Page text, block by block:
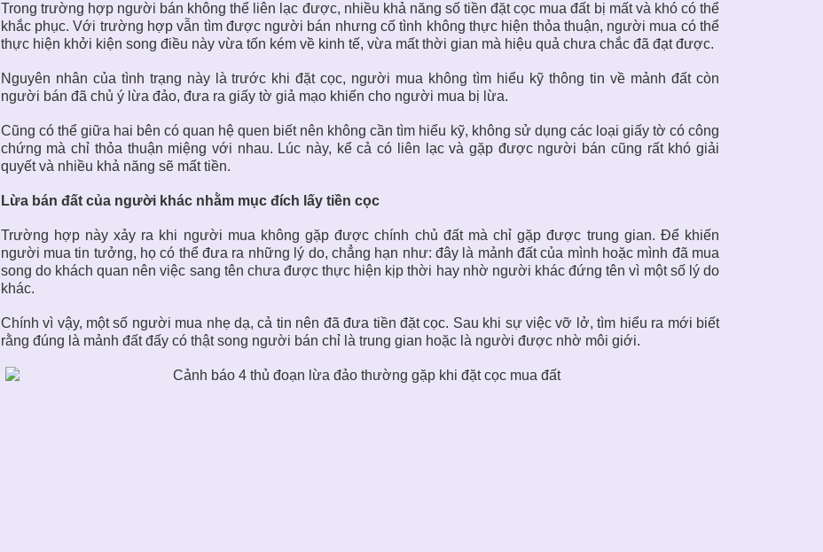
Trong trường hợp người bán không thể liên lạc được, nhiều khả năng số tiền đặt cọc mua đất bị mất và khó có thể
khắc phục. Với trường hợp vẫn tìm được người bán nhưng cố tình không thực hiện thỏa thuận, người mua có thể
thực hiện khởi kiện song điều này vừa tốn kém về kinh tế, vừa mất thời gian mà hiệu quả chưa chắc đã đạt được.
Nguyên nhân của tình trạng này là trước khi đặt cọc, người mua không tìm hiểu kỹ thông tin về mảnh đất còn
người bán đã chủ ý lừa đảo, đưa ra giấy tờ giả mạo khiến cho người mua bị lừa.
Cũng có thể giữa hai bên có quan hệ quen biết nên không cần tìm hiểu kỹ, không sử dụng các loại giấy tờ có công
chứng mà chỉ thỏa thuận miệng với nhau. Lúc này, kể cả có liên lạc và gặp được người bán cũng rất khó giải
quyết và nhiều khả năng sẽ mất tiền.
Lừa bán đất của người khác nhằm mục đích lấy tiền cọc
Trường hợp này xảy ra khi người mua không gặp được chính chủ đất mà chỉ gặp được trung gian. Để khiến
người mua tin tưởng, họ có thể đưa ra những lý do, chẳng hạn như: đây là mảnh đất của mình hoặc mình đã mua
song do khách quan nên việc sang tên chưa được thực hiện kịp thời hay nhờ người khác đứng tên vì một số lý do
khác.
Chính vì vậy, một số người mua nhẹ dạ, cả tin nên đã đưa tiền đặt cọc. Sau khi sự việc vỡ lở, tìm hiểu ra mới biết
rằng đúng là mảnh đất đấy có thật song người bán chỉ là trung gian hoặc là người được nhờ môi giới.